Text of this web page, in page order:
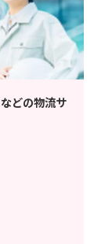
どの物流サ